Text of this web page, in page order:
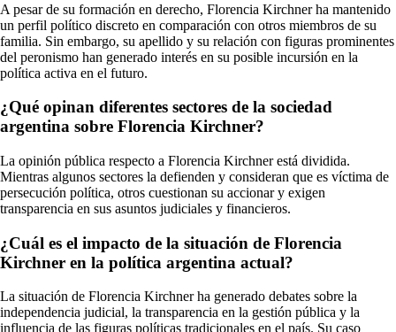
A pesar de su formación en derecho, Florencia Kirchner ha mantenido
un perfil político discreto en comparación con otros miembros de su
familia. Sin embargo, su apellido y su relación con figuras prominentes
del peronismo han generado interés en su posible incursión en la
política activa en el futuro.
¿Qué opinan diferentes sectores de la sociedad
argentina sobre Florencia Kirchner?
La opinión pública respecto a Florencia Kirchner está dividida.
Mientras algunos sectores la defienden y consideran que es víctima de
persecución política, otros cuestionan su accionar y exigen
transparencia en sus asuntos judiciales y financieros.
¿Cuál es el impacto de la situación de Florencia
Kirchner en la política argentina actual?
La situación de Florencia Kirchner ha generado debates sobre la
independencia judicial, la transparencia en la gestión pública y la
influencia de las figuras políticas tradicionales en el país. Su caso